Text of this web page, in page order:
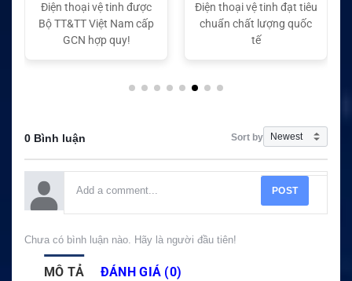
Điện thoại vệ tinh được
Bộ TT&TT Việt Nam cấp
GCN hợp quy!
Điện thoại vệ tinh đạt tiêu
chuẩn chất lượng quốc
tế
0 Bình luận Sort by
POST
Chưa có bình luận nào. Hãy là người đầu tiên!
MÔ TẢ ĐÁNH GIÁ (0)